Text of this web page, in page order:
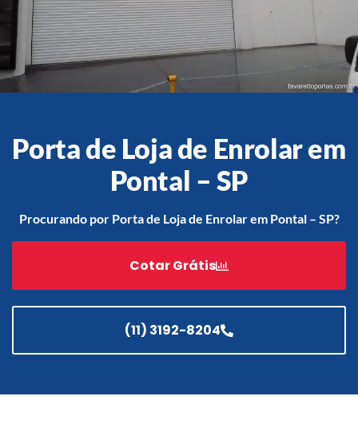
Pintura eletrostática
Portfólio
Contato
Acessórios
Automatização
Enrolar em Teresópolis – RJ
Portão de Garagem de
Enrolar em São Pedro da
Aldeia – RJ
Porta de Loja de Enrolar em
Pontal – SP
Procurando por Porta de Loja de Enrolar em Pontal – SP?
Cotar Grátis
(11) 3192-8204